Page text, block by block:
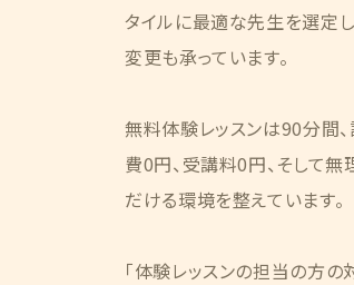
タイルに最適な先生を選定
変更も承っています。
無料体験レッスンは90分間
費0円、受講料0円、そして
だける環境を整えています。
「体験レッスンの担当の方